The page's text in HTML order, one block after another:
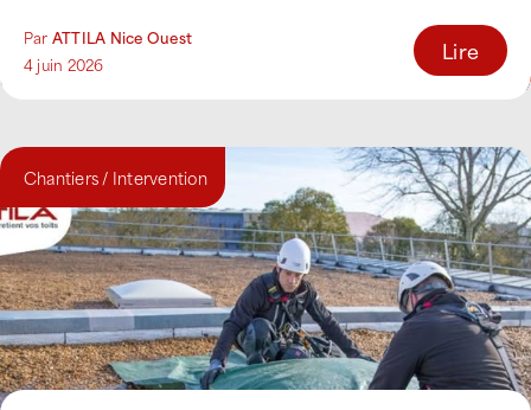
Par ATTILA Nice Ouest
4 juin 2026
Lire
Chantiers / Intervention